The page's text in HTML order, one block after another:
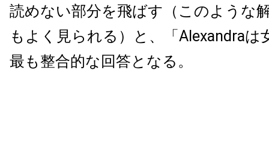
読めない部分を飛ばす（このような
もよく見られる）と、「Alexandraは
最も整合的な回答となる。